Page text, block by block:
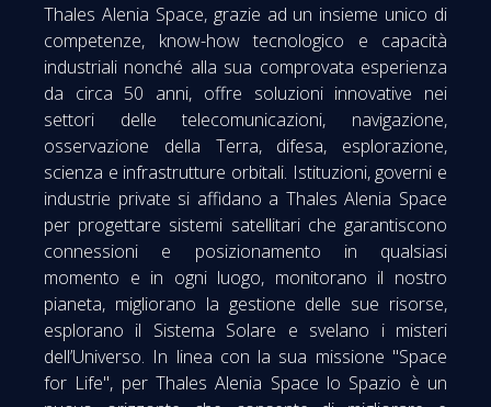
Thales Alenia Space, grazie ad un insieme unico di
competenze, know-how tecnologico e capacità
industriali nonché alla sua comprovata esperienza
da circa 50 anni, offre soluzioni innovative nei
settori delle telecomunicazioni, navigazione,
osservazione della Terra, difesa, esplorazione,
scienza e infrastrutture orbitali. Istituzioni, governi e
industrie private si affidano a Thales Alenia Space
per progettare sistemi satellitari che garantiscono
connessioni e posizionamento in qualsiasi
momento e in ogni luogo, monitorano il nostro
pianeta, migliorano la gestione delle sue risorse,
esplorano il Sistema Solare e svelano i misteri
dell’Universo. In linea con la sua missione "Space
for Life", per Thales Alenia Space lo Spazio è un